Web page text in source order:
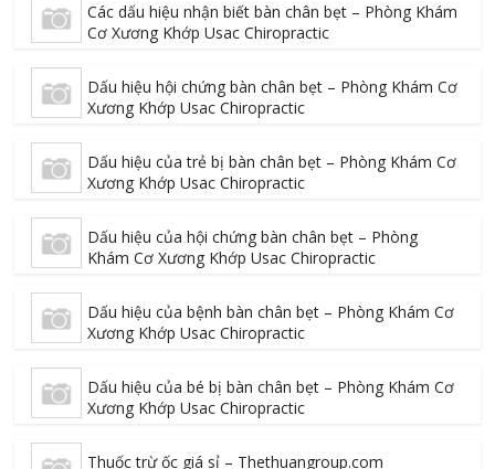
Các dấu hiệu nhận biết bàn chân bẹt – Phòng Khám
Cơ Xương Khớp Usac Chiropractic
Dấu hiệu hội chứng bàn chân bẹt – Phòng Khám Cơ
Xương Khớp Usac Chiropractic
Dấu hiệu của trẻ bị bàn chân bẹt – Phòng Khám Cơ
Xương Khớp Usac Chiropractic
Dấu hiệu của hội chứng bàn chân bẹt – Phòng
Khám Cơ Xương Khớp Usac Chiropractic
Dấu hiệu của bệnh bàn chân bẹt – Phòng Khám Cơ
Xương Khớp Usac Chiropractic
Dấu hiệu của bé bị bàn chân bẹt – Phòng Khám Cơ
Xương Khớp Usac Chiropractic
Thuốc trừ ốc giá sỉ – Thethuangroup.com